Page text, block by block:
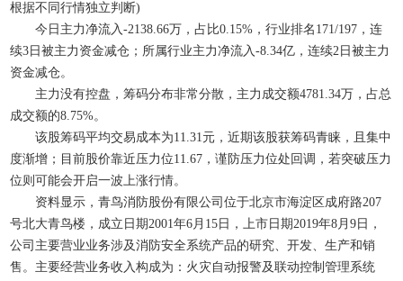
根据不同行情独立判断)
今日主力净流入-2138.66万，占比0.15%，行业排名171/197，连
续3日被主力资金减仓；所属行业主力净流入-8.34亿，连续2日被主力
资金减仓。
主力没有控盘，筹码分布非常分散，主力成交额4781.34万，占总
成交额的8.75%。
该股筹码平均交易成本为11.31元，近期该股获筹码青睐，且集中
度渐增；目前股价靠近压力位11.67，谨防压力位处回调，若突破压力
位则可能会开启一波上涨行情。
资料显示，青鸟消防股份有限公司位于北京市海淀区成府路207
号北大青鸟楼，成立日期2001年6月15日，上市日期2019年8月9日，
公司主要营业业务涉及消防安全系统产品的研究、开发、生产和销
售。主要经营业务收入构成为：火灾自动报警及联动控制管理系统